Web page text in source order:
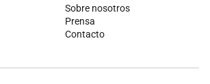
Sobre nosotros
Prensa
Contacto